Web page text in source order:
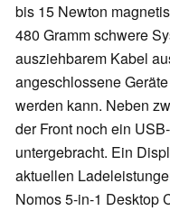
bis 15 Newton
480 Gramm schwere
ausziehbarem Kabel
angeschlossene
werden kann. Neben
der Front noch ein
untergebracht. Ein
aktuellen
Nomos 5-in-1 Desktop